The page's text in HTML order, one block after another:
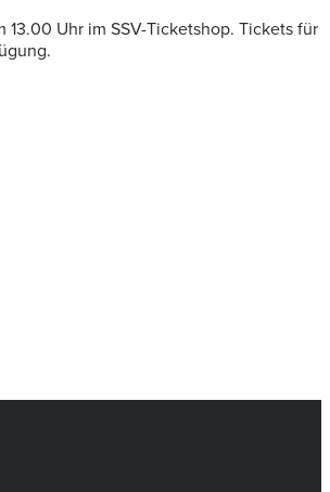
Uhr im SSV-Ticketshop. Tickets für